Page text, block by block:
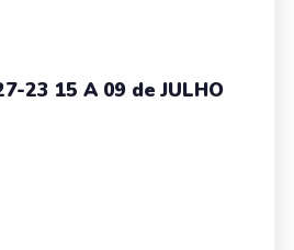
23 15 A 09 de JULHO